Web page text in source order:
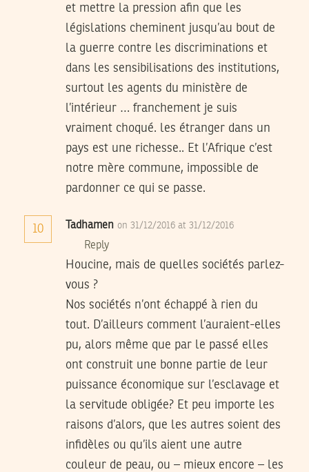
et mettre la pression afin que les
législations cheminent jusqu’au bout de
la guerre contre les discriminations et
dans les sensibilisations des institutions,
surtout les agents du ministère de
l’intérieur … franchement je suis
vraiment choqué. les étranger dans un
pays est une richesse.. Et l’Afrique c’est
notre mère commune, impossible de
pardonner ce qui se passe.
10 Tadhamen on 31/12/2016 at 31/12/2016
Reply
Houcine, mais de quelles sociétés parlez-
vous ?
Nos sociétés n’ont échappé à rien du
tout. D’ailleurs comment l’auraient-elles
pu, alors même que par le passé elles
ont construit une bonne partie de leur
puissance économique sur l’esclavage et
la servitude obligée? Et peu importe les
raisons d’alors, que les autres soient des
infidèles ou qu’ils aient une autre
couleur de peau, ou – mieux encore – les